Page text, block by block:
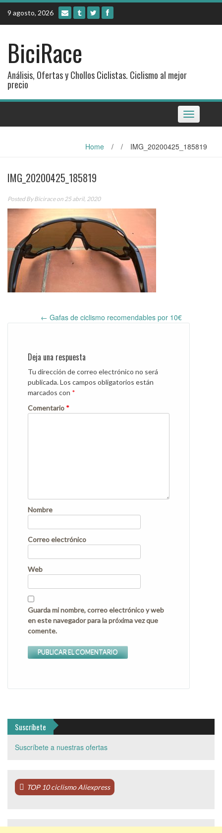
Skip
content
9 agosto, 2026
BiciRace
Análisis, Ofertas y Chollos Ciclistas. Ciclismo al mejor
precio
Toggle
navigation
Home / / IMG_20200425_185819
IMG_20200425_185819
Posted ByBiciraceon 25 abril, 2020
Post
← Gafas de ciclismo recomendables por 10€
Deja una respuesta
Tu dirección de correo electrónico no será
publicada.Los campos obligatorios están
marcados con *
Comentario *
Nombre
Correo electrónico
Web
Guarda mi nombre, correo electrónico y web
en este navegador para la próxima vez que
comente.
Suscríbete
Suscríbete a nuestras ofertas
TOP 10 ciclismo Aliexpress